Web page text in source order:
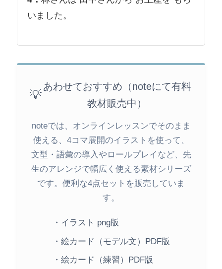
いました。
💡
あわせておすすめ（noteにて有料
教材販売中）
noteでは、オンラインレッスンでそのまま
使える、4コマ展開のイラストを使って、
文型・語彙の導入やロールプレイなど、先
生のアレンジで幅広く使える素材シリーズ
です。便利な4点セットを販売していま
す。
・イラスト png版
・絵カード（モデル文）PDF版
・絵カード（練習）PDF版